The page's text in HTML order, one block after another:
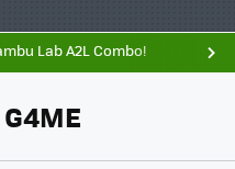
Lab A2L Combo!